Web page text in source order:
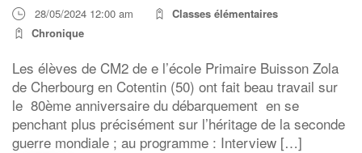
28/05/2024 12:00 am
Classes élémentaires
Chronique
Les élèves de CM2 de e l’école Primaire Buisson Zola
de Cherbourg en Cotentin (50) ont fait beau travail sur
le 80ème anniversaire du débarquement en se
penchant plus précisément sur l’héritage de la seconde
guerre mondiale ; au programme : Interview […]